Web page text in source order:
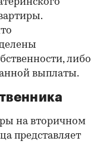
либо
выплаты.
на вторичном
представляет